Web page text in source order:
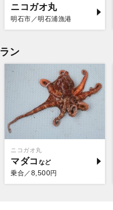
ニコガオ丸
明石市／明石浦漁港
ン
ニコガオ丸
マダコ
乗合／ 8,500円